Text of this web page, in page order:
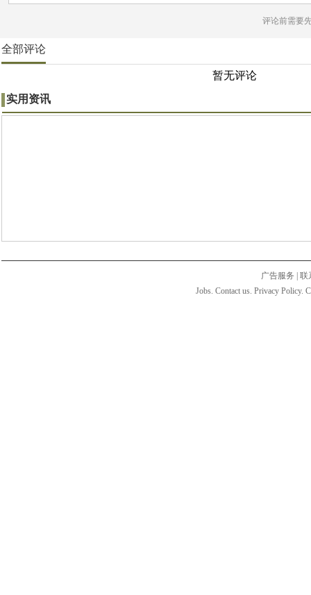
评论前需要
全部评论
暂无评论
实用资讯
广告服务
联
Jobs. Contact us. Privacy Policy.